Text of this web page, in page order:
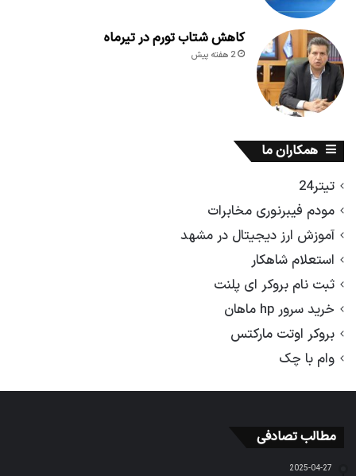
کاهش شتاب تورم در تیرماه
2 هفته پیش
همکاران ما
تیتر24
مودم فیبرنوری مخابرات
آموزش ارز دیجیتال در مشهد
استعلام شاهکار
ثبت نام بروکر ای پلنت
خرید سرور hp ماهان
بروکر اوتت مارکتس
وام با چک
مطالب تصادفی
2025-04-27